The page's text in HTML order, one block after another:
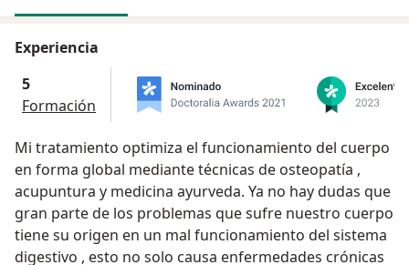
Experiencia
5
Formación
Mi tratamiento optimiza el funcionamiento del cuerpo
en forma global mediante técnicas de osteopatía ,
acupuntura y medicina ayurveda. Ya no hay dudas que
gran parte de los problemas que sufre nuestro cuerpo
tiene su origen en un mal funcionamiento del sistema
digestivo , esto no solo causa enfermedades crónicas